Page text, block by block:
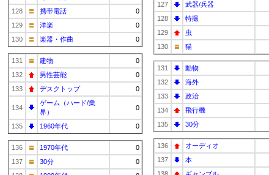
128
携帯電話
0
129
洋楽
0
130
楽器・作曲 0
131 建物
0
132
男性芸能
0
133
デスクトップ 0
134
ゲーム（ハード/業
界）
0
135 1960年代 0
136 1970年代
0
137
30分
0
127
武器/兵器
128
特撮
129
虫
130
猫
131 動物
132
海外
133
政治
134
飛行機
135
30分
136 オーディオ
137
本